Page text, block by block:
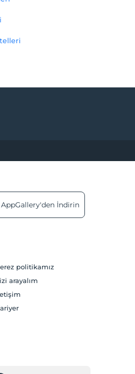
AppGallery'den İndirin
politikamız
arayalım